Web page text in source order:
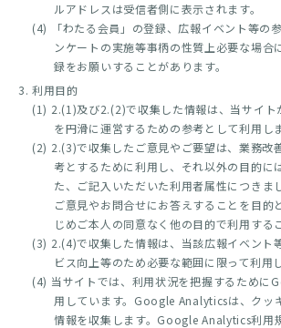
ルアドレスは受信者側に表示されます。
(4) 「わたる会員」の登録、広報イベント等の
ンケートの実施等事柄の性質上必要な場合
録をお願いすることがあります。
利用目的
(1) 2.(1)及び2.(2)で収集した情報は、当サイト
を円滑に運営するための参考として利用しま
(2) 2.(3)で収集したご意見やご要望は、業務改
考とするために利用し、それ以外の目的に
た、ご記入いただいた利用者属性につきま
ご意見やお問合せにお答えすることを目的
じめご本人の同意なく他の目的で利用する
(3) 2.(4)で収集した情報は、当該広報イベント
ビス向上等のため必要な範囲に限って利用し
(4) 当サイトでは、利用状況を把握するために
用しています。Google Analyticsは、クッ
情報を収集します。Google Analytics利用